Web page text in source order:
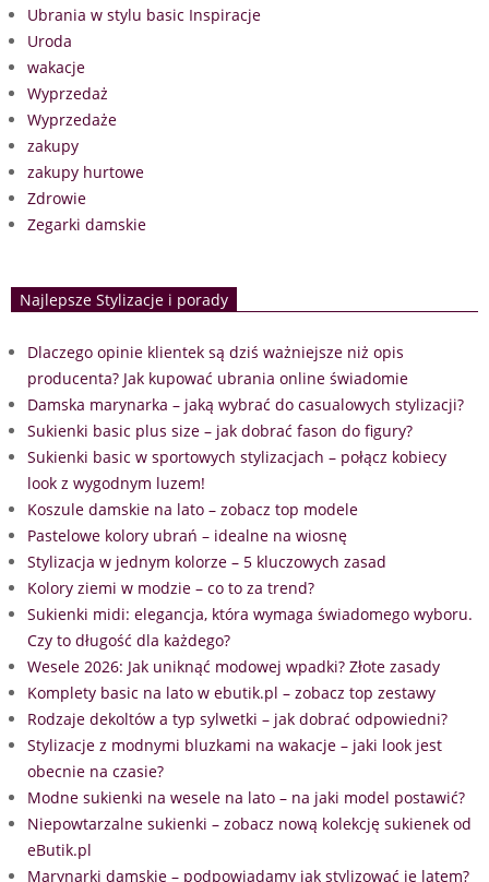
Ubrania w stylu basic Inspiracje
Uroda
wakacje
Wyprzedaż
Wyprzedaże
zakupy
zakupy hurtowe
Zdrowie
Zegarki damskie
Najlepsze Stylizacje i porady
Dlaczego opinie klientek są dziś ważniejsze niż opis
producenta? Jak kupować ubrania online świadomie
Damska marynarka – jaką wybrać do casualowych stylizacji?
Sukienki basic plus size – jak dobrać fason do figury?
Sukienki basic w sportowych stylizacjach – połącz kobiecy
look z wygodnym luzem!
Koszule damskie na lato – zobacz top modele
Pastelowe kolory ubrań – idealne na wiosnę
Stylizacja w jednym kolorze – 5 kluczowych zasad
Kolory ziemi w modzie – co to za trend?
Sukienki midi: elegancja, która wymaga świadomego wyboru.
Czy to długość dla każdego?
Wesele 2026: Jak uniknąć modowej wpadki? Złote zasady
Komplety basic na lato w ebutik.pl – zobacz top zestawy
Rodzaje dekoltów a typ sylwetki – jak dobrać odpowiedni?
Stylizacje z modnymi bluzkami na wakacje – jaki look jest
obecnie na czasie?
Modne sukienki na wesele na lato – na jaki model postawić?
Niepowtarzalne sukienki – zobacz nową kolekcję sukienek od
eButik.pl
Marynarki damskie – podpowiadamy jak stylizować je latem?